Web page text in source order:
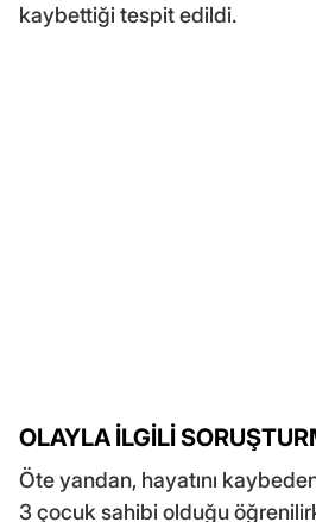
kaybettiği tespit edildi.
OLAYLA İLGİLİ
Öte yandan, hayatını
3 çocuk sahibi olduğu